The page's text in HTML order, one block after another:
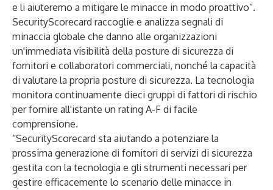
e li aiuteremo a mitigare le minacce in modo proattivo”.
SecurityScorecard raccoglie e analizza segnali di
minaccia globale che danno alle organizzazioni
un'immediata visibilità della posture di sicurezza di
fornitori e collaboratori commerciali, nonché la capacità
di valutare la propria posture di sicurezza. La tecnologia
monitora continuamente dieci gruppi di fattori di rischio
per fornire all'istante un rating A-F di facile
comprensione.
“SecurityScorecard sta aiutando a potenziare la
prossima generazione di fornitori di servizi di sicurezza
gestita con la tecnologia e gli strumenti necessari per
gestire efficacemente lo scenario delle minacce in